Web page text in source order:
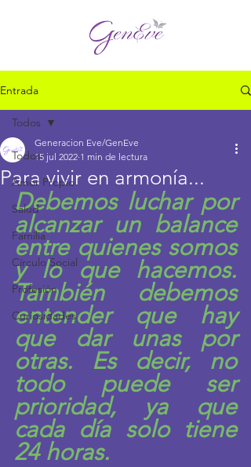
Entrada
Todos
Amor Propio
Salud
Familia
Círculo Social
Profesión
Curiosidades
Todos
Para vivir en armonía...
Generacion Eve/GenEve
15 jul 2022 1 min de lectura
Debemos luchar por
alcanzar un balance
entre quienes somos
y lo que hacemos.
También debemos
entender que hay
que dar unas por
otras. Es decir, no
todo puede ser
prioridad, ya que
cada día solo tiene
24 horas.